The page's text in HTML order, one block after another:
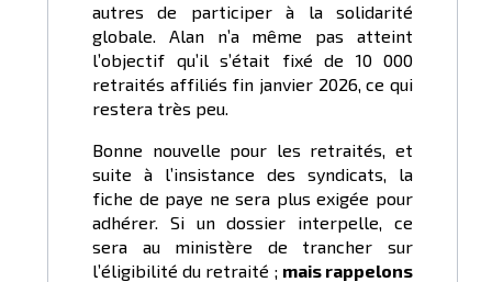
autres de participer à la solidarité
globale. Alan n’a même pas atteint
l’objectif qu’il s’était fixé de 10 000
retraités affiliés fin janvier 2026, ce qui
restera très peu.
Bonne nouvelle pour les retraités, et
suite à l’insistance des syndicats, la
fiche de paye ne sera plus exigée pour
adhérer. Si un dossier interpelle, ce
sera au ministère de trancher sur
l’éligibilité du retraité ; mais rappelons